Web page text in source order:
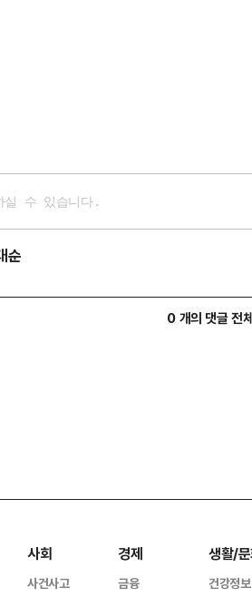
순
0 개의 댓글 전
사회
사건사고
경제
금융
생활/
건강정보